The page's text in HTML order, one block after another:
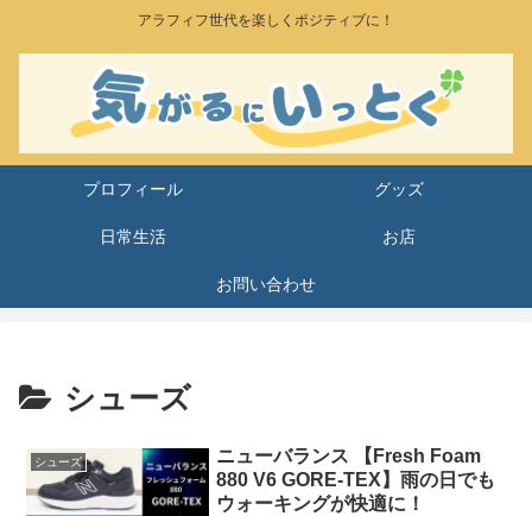
アラフィフ世代を楽しくポジティブに！
プロフィール グッズ
日常生活 お店
お問い合わせ
シューズ
シューズ
ニューバランス 【Fresh Foam
880 V6 GORE-TEX】雨の日でも
ウォーキングが快適に！